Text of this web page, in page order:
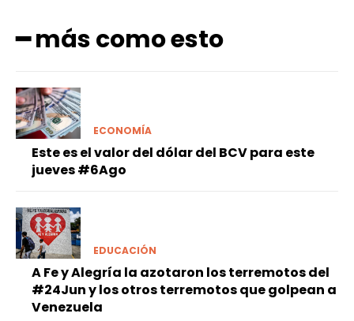
━ más como esto
ECONOMÍA
Este es el valor del dólar del BCV para este
jueves #6Ago
EDUCACIÓN
A Fe y Alegría la azotaron los terremotos del
#24Jun y los otros terremotos que golpean a
Venezuela